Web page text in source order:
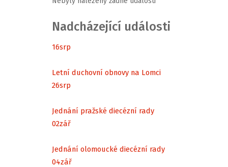
Nadcházející události
16srp
Letní duchovní obnovy na Lomci
26srp
Jednání pražské diecézní rady
02zář
Jednání olomoucké diecézní rady
04zář